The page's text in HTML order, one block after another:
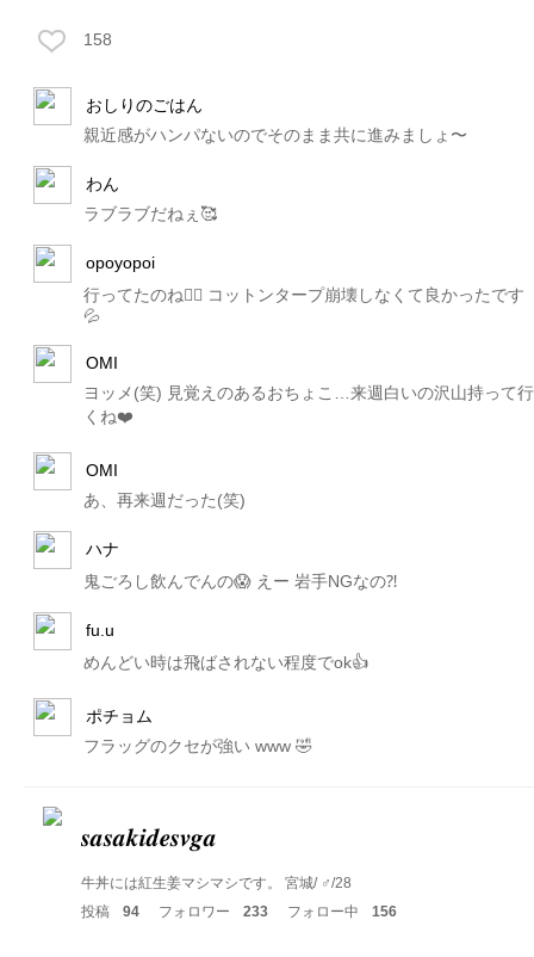
158
おしりのごはん
親近感がハンパないのでそのまま共に進みましょ〜
わん
ラブラブだねぇ🥰
opoyopoi
行ってたのね👍🏼 コットンタープ崩壊しなくて良かったです
💦
OMI
ヨッメ(笑) 見覚えのあるおちょこ…来週白いの沢山持って行
くね❤️
OMI
あ、再来週だった(笑)
ハナ
鬼ごろし飲んでんの😱 えー 岩手NGなの⁈
fu.u
めんどい時は飛ばされない程度でok👍
ポチョム
フラッグのクセが強い www 🤣
𝒔𝒂𝒔𝒂𝒌𝒊𝒅𝒆𝒔𝒗𝒈𝒂
牛丼には紅生姜マシマシです。 宮城/ ♂/28
投稿
94 フォロワー 233 フォロー中 156